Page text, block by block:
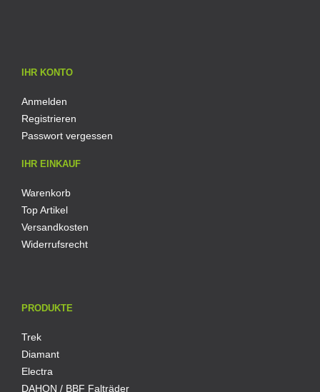
IHR KONTO
Anmelden
Registrieren
Passwort vergessen
IHR EINKAUF
Warenkorb
Top Artikel
Versandkosten
Widerrufsrecht
PRODUKTE
Trek
Diamant
Electra
DAHON / BBF Falträder